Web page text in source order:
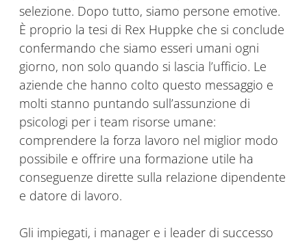
selezione. Dopo tutto, siamo persone emotive.
È proprio la tesi di Rex Huppke che si conclude
confermando che siamo esseri umani ogni
giorno, non solo quando si lascia l’ufficio. Le
aziende che hanno colto questo messaggio e
molti stanno puntando sull’assunzione di
psicologi per i team risorse umane:
comprendere la forza lavoro nel miglior modo
possibile e offrire una formazione utile ha
conseguenze dirette sulla relazione dipendente
e datore di lavoro.
Gli impiegati, i manager e i leader di successo